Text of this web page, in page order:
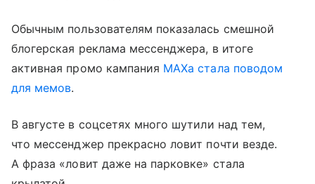
Обычным пользователям показалась смешной
блогерская реклама мессенджера, в итоге
активная промо кампания MAXа стала поводом
для мемов.
В августе в соцсетях много шутили над тем,
что мессенджер прекрасно ловит почти везде.
А фраза «ловит даже на парковке» стала